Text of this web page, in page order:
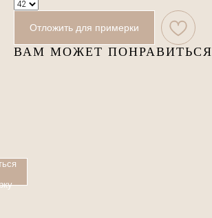
Отложить для примерки
ВАМ МОЖЕТ ПОНРАВИТЬСЯ